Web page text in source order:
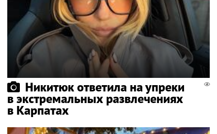
Никитюк ответила на упреки
в экстремальных развлечениях
в Карпатах